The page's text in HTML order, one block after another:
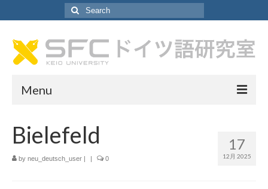
Search
for:
Menu
ドイツ語研究室について 17
12月 2025
Bielefeld
by neu_deutsch_user | | 0